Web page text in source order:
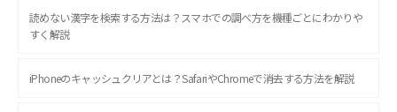
読めない漢字を検索する方法は？スマホでの調べ方を機種ごとにわかりや
すく解説
iPhoneのキャッシュクリアとは？SafariやChromeで消去する方法を解説